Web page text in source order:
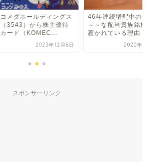
コメダホールディングス
（3543）から株主優待
カード（KOMEC...
2023年12月6日
46年連続増配中の超
～～な配当貴族銘柄
惹かれている理由
2020年8
スポンサーリンク